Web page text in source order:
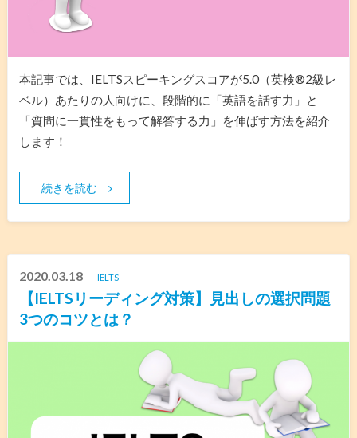
本記事では、IELTSスピーキングスコアが5.0（英検®️2級レ
ベル）あたりの人向けに、段階的に「英語を話す力」と
「質問に一貫性をもって解答する力」を伸ばす方法を紹介
します！
続きを読む
2020.03.18 IELTS
【IELTSリーディング対策】見出しの選択問題
3つのコツとは？